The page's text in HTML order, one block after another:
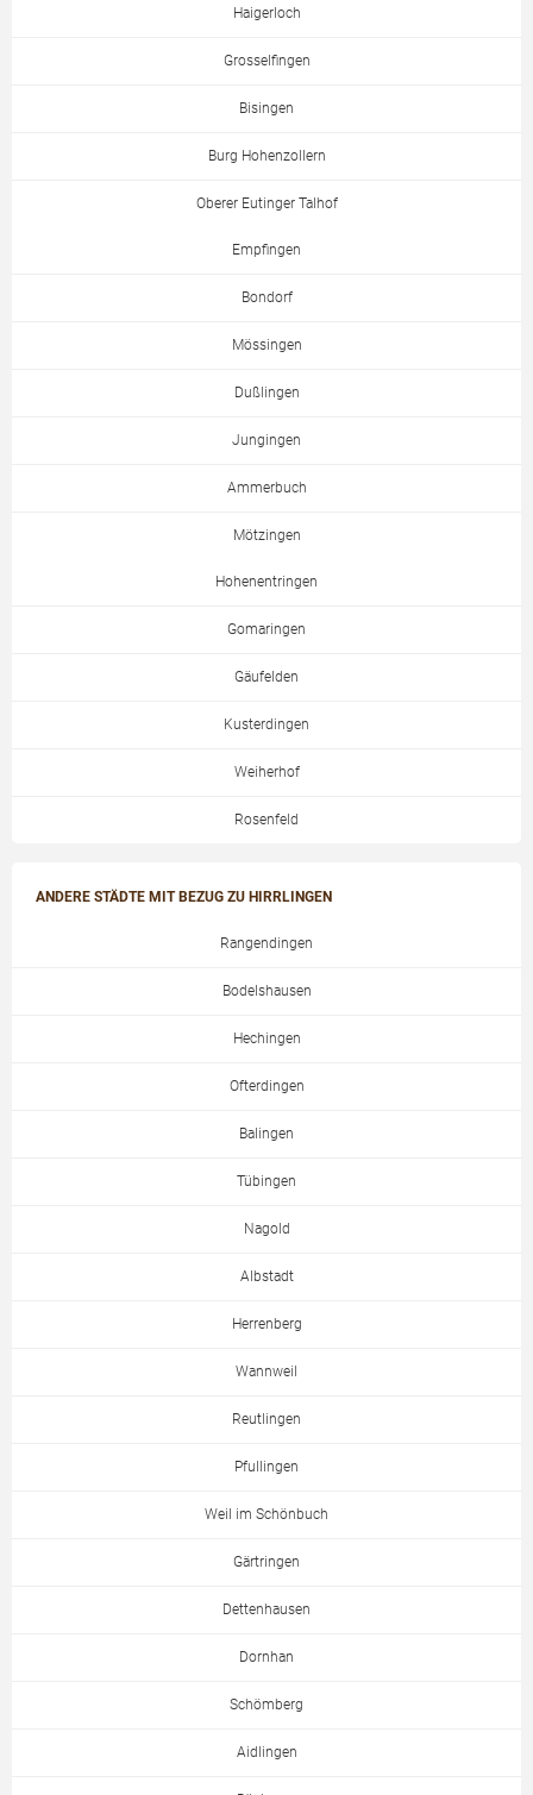
Haigerloch
Grosselfingen
Bisingen
Burg Hohenzollern
Oberer Eutinger Talhof
Empfingen
Bondorf
Mössingen
Dußlingen
Jungingen
Ammerbuch
Mötzingen
Hohenentringen
Gomaringen
Gäufelden
Kusterdingen
Weiherhof
Rosenfeld
ANDERE STÄDTE MIT BEZUG ZU HIRRLINGEN
Rangendingen
Bodelshausen
Hechingen
Ofterdingen
Balingen
Tübingen
Nagold
Albstadt
Herrenberg
Wannweil
Reutlingen
Pfullingen
Weil im Schönbuch
Gärtringen
Dettenhausen
Dornhan
Schömberg
Aidlingen